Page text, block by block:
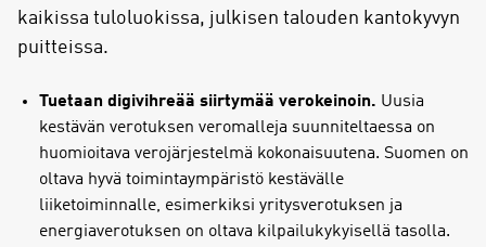
kaikissa tuloluokissa, julkisen talouden kantokyvyn
puitteissa.
Tuetaan digivihreää siirtymää verokeinoin. Uusia
kestävän verotuksen veromalleja suunniteltaessa on
huomioitava verojärjestelmä kokonaisuutena. Suomen on
oltava hyvä toimintaympäristö kestävälle
liiketoiminnalle, esimerkiksi yritysverotuksen ja
energiaverotuksen on oltava kilpailukykyisellä tasolla.